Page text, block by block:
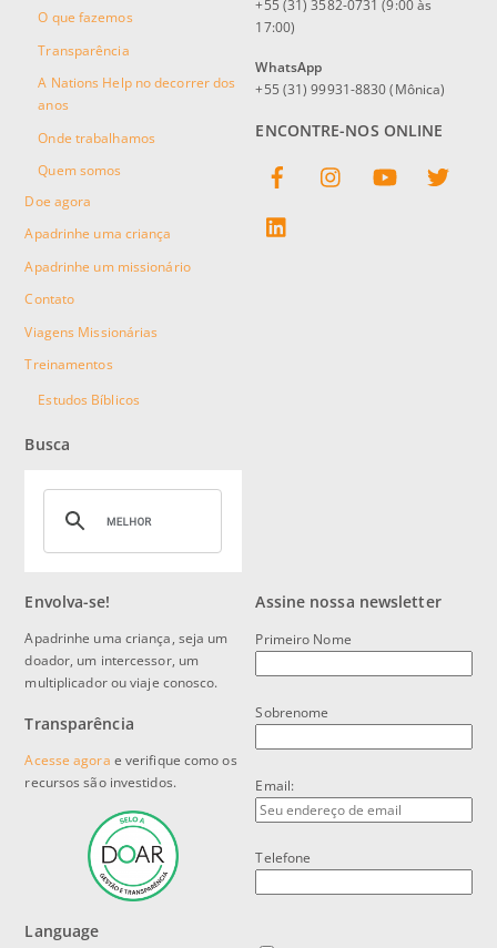
O que fazemos
Transparência
A Nations Help no decorrer dos
anos
Onde trabalhamos
Quem somos
Doe agora
Apadrinhe uma criança
Apadrinhe um missionário
Contato
Viagens Missionárias
Treinamentos
Estudos Bíblicos
Busca
+55 (31) 3582-0731 (9:00 às
17:00)
WhatsApp
+55 (31) 99931-8830 (Mônica)
ENCONTRE-NOS ONLINE
Envolva-se!
Apadrinhe uma criança, seja um
doador, um intercessor, um
multiplicador ou viaje conosco.
Transparência
Acesse agora e verifique como os
recursos são investidos.
Language
Assine nossa newsletter
Primeiro Nome
Sobrenome
Email:
Telefone